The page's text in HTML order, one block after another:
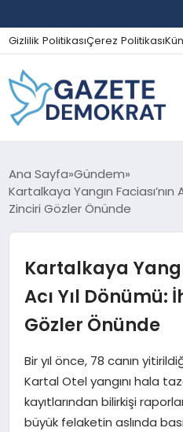
Gizlilik PolitikasıÇerez Politikası
GÜNDEM
EKONOMI
SPOR
SAĞLIK
Ana Sayfa Gündem
Kartalkaya Yangın Faciası’nın
Zinciri Gözler Önünde
Kartalkaya
Acı Yıl
Gözler Önünde
Bir yıl önce, 78 canın
Kartal Otel yangını hala
kayıtlarından bilirkişi
büyük felaketin aslında